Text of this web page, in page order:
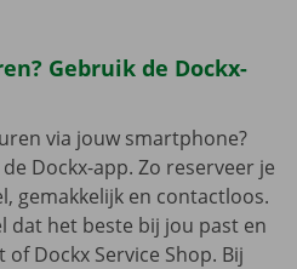
Gebruik de Dockx-
via jouw smartphone?
Dockx-app. Zo reserveer je
gemakkelijk en contactloos.
dat het beste bij jou past en
Dockx Service Shop. Bij